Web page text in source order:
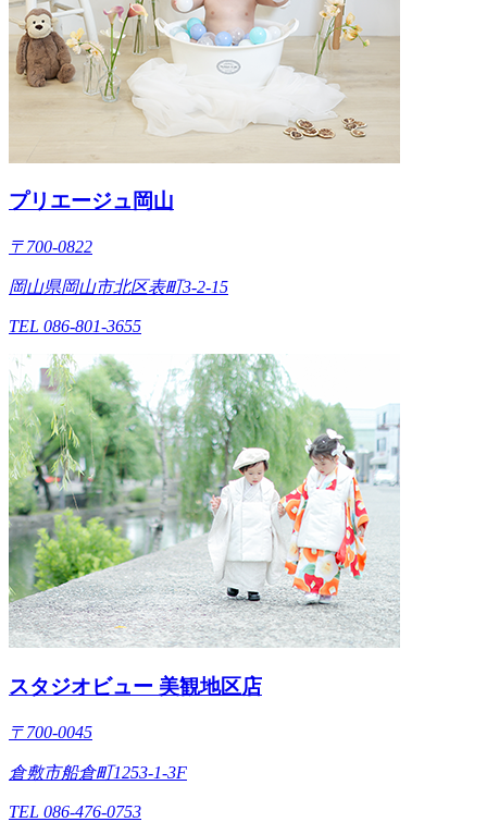
プリエージュ岡山
〒700-0822
岡山県岡山市北区表町3-2-15
TEL 086-801-3655
スタジオビュー 美観地区店
〒700-0045
倉敷市船倉町1253-1-3F
TEL 086-476-0753